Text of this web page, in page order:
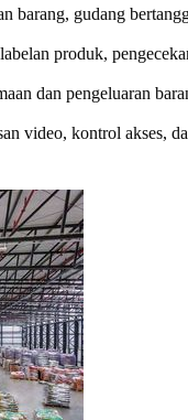
barang, gudang
produk,
dan pengeluaran
video, kontrol akses,